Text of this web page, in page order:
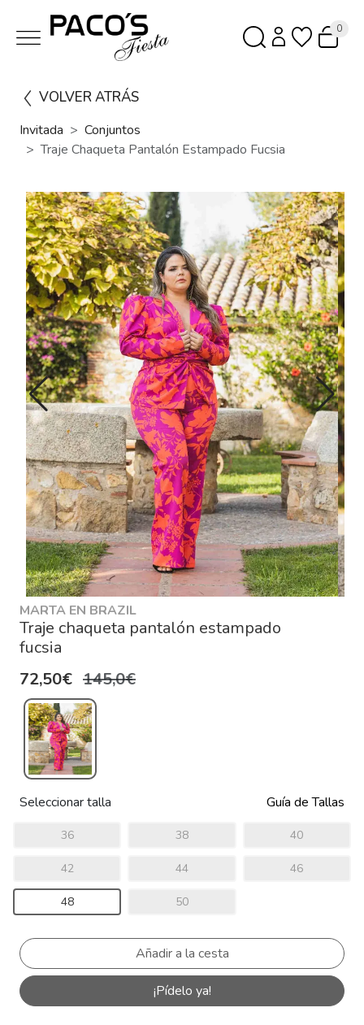
0
VOLVER ATRÁS
Invitada
Conjuntos
Traje Chaqueta Pantalón Estampado Fucsia
MARTA EN BRAZIL
Traje chaqueta pantalón estampado
fucsia
72,50€ 145,0€
Seleccionar talla Guía de Tallas
36 38 40
42 44 46
48 50
¡Pídelo ya!